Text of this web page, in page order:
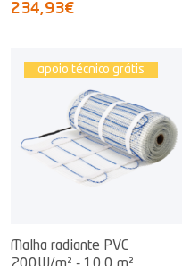
234,93€
apoio técnico grátis
Malha radiante PVC